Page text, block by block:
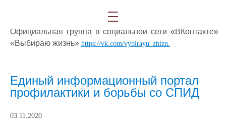
Официальная группа в социальной сети «ВКонтакте»
«Выбираю жизнь» https://vk.com/vybirayu_zhizn.
Единый информационный портал
профилактики и борьбы со СПИД
03.11.2020